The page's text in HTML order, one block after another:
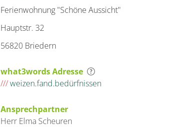
Ferienwohnung "Schöne Aussicht"
Hauptstr. 32
56820 Briedern
what3words Adresse
///weizen.fand.bedürfnissen
Ansprechpartner
Herr Elma Scheuren